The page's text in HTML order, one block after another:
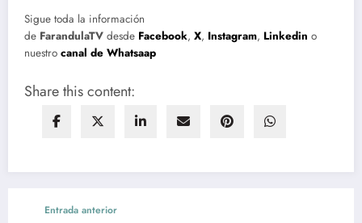
Sigue toda la información
de FarandulaTV desde Facebook, X, Instagram, Linkedin o
nuestro canal de Whatsaap
Share this content:
Entrada anterior